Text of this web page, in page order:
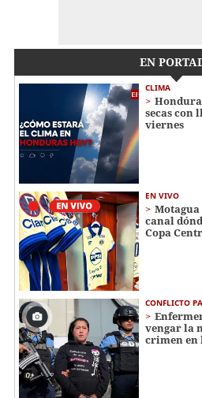
EN
CLIMA
secas con
viernes
EN VIVO
Motagua
canal
Copa
CONFLICTO
vengar la
crimen en